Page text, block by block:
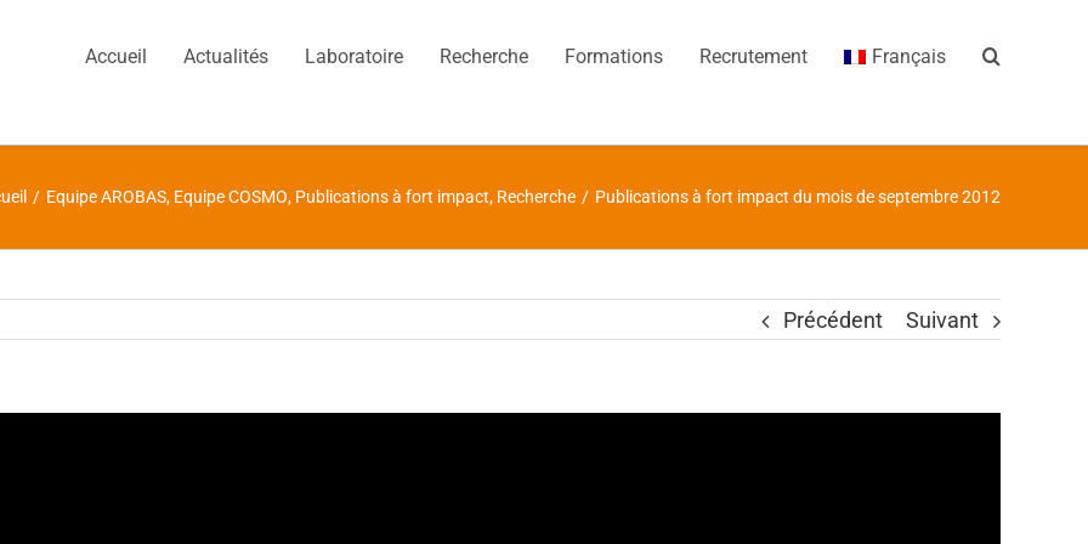
Accueil Actualités Laboratoire Recherche Formations Recrutement Français
/ Equipe AROBAS, Equipe COSMO, Publications à fort impact, Recherche / Publications à fort impact du mois de septembre 2012
Précédent Suivant